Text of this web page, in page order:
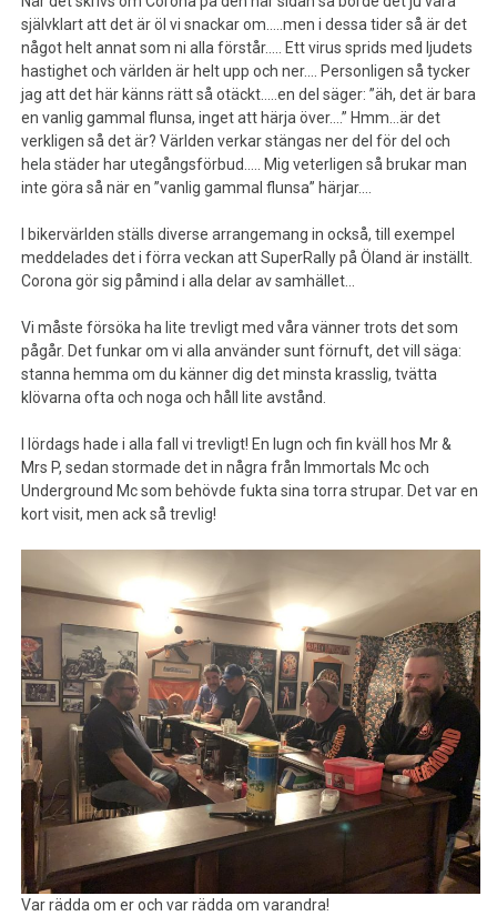
självklart att det är öl vi snackar om…..men i dessa tider så är det
något helt annat som ni alla förstår….. Ett virus sprids med ljudets
hastighet och världen är helt upp och ner…. Personligen så tycker
jag att det här känns rätt så otäckt…..en del säger: ”äh, det är bara
en vanlig gammal flunsa, inget att härja över….” Hmm…är det
verkligen så det är? Världen verkar stängas ner del för del och
hela städer har utegångsförbud….. Mig veterligen så brukar man
inte göra så när en ”vanlig gammal flunsa” härjar….
I bikervärlden ställs diverse arrangemang in också, till exempel
meddelades det i förra veckan att SuperRally på Öland är inställt.
Corona gör sig påmind i alla delar av samhället…
Vi måste försöka ha lite trevligt med våra vänner trots det som
pågår. Det funkar om vi alla använder sunt förnuft, det vill säga:
stanna hemma om du känner dig det minsta krasslig, tvätta
klövarna ofta och noga och håll lite avstånd.
I lördags hade i alla fall vi trevligt! En lugn och fin kväll hos Mr &
Mrs P, sedan stormade det in några från Immortals Mc och
Underground Mc som behövde fukta sina torra strupar. Det var en
kort visit, men ack så trevlig!
Var rädda om er och var rädda om varandra!